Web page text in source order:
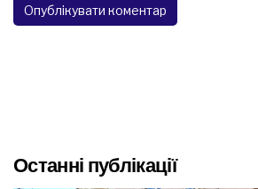
Останні публікації